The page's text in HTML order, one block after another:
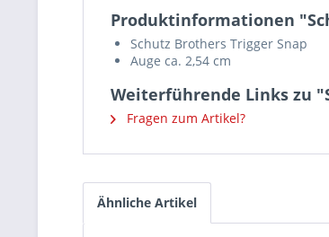
Produktinformationen
Schutz Brothers Trigger Snap
Auge ca. 2,54 cm
Weiterführende Links zu
Fragen zum Artikel?
Ähnliche Artikel